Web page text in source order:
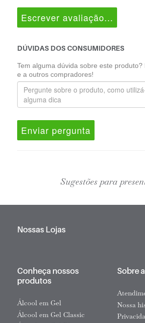
Escrever avaliação...
DÚVIDAS DOS CONSUMIDORES
Tem alguma dúvida sobre este produto?
e a outros compradores!
Enviar pergunta
Sugestões para
Nossas Lojas
Conheça nossos
produtos
Álcool em Gel
Álcool em Gel Classic
Sobre
Nossa